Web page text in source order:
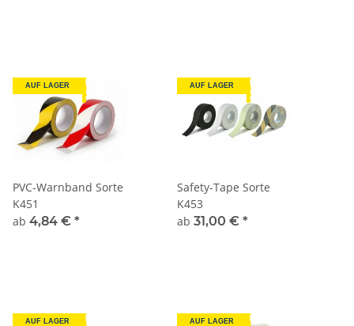
AUF LAGER
PVC-Warnband Sorte
K451
ab 4,84 € *
AUF LAGER
Safety-Tape Sorte
K453
ab 31,00 € *
AUF LAGER AUF LAGER